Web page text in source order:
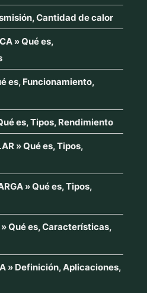
Cantidad de calor
» Qué es,
es, Funcionamiento,
es, Tipos, Rendimiento
» Qué es, Tipos,
» Qué es, Tipos,
» Qué es, Características,
» Definición, Aplicaciones,